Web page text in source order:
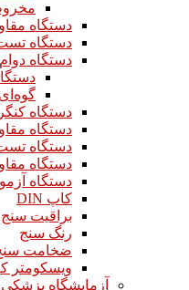
دستگاه
دستگاه
دستگاه
گوه‌ای
دستگاه
دستگاه
دستگاه
دستگاه
دستگاه
کاپ DIN
براقیت سنج
رنگ سنج
ضخامت
ویسکومتر
آزمایشگاه پزشکی